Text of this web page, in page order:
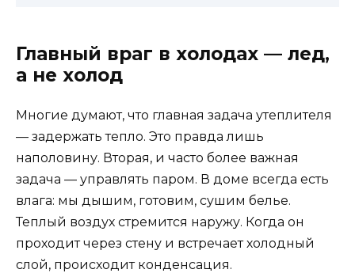
Главный враг в холодах — лед,
а не холод
Многие думают, что главная задача утеплителя
— задержать тепло. Это правда лишь
наполовину. Вторая, и часто более важная
задача — управлять паром. В доме всегда есть
влага: мы дышим, готовим, сушим белье.
Теплый воздух стремится наружу. Когда он
проходит через стену и встречает холодный
слой, происходит конденсация.